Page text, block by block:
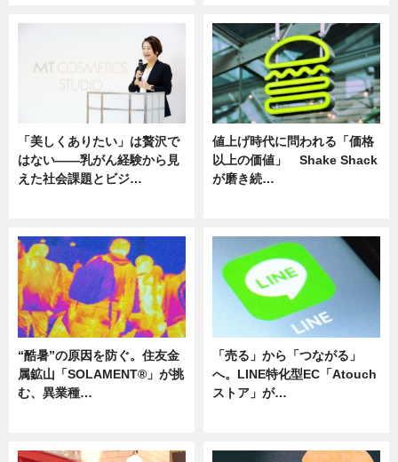
「美しくありたい」は贅沢で
はない――乳がん経験から見
えた社会課題とビジ…
値上げ時代に問われる「価格
以上の価値」 Shake Shack
が磨き続…
“酷暑”の原因を防ぐ。住友金
属鉱山「SOLAMENT®」が挑
む、異業種…
「売る」から「つながる」
へ。LINE特化型EC「Atouch
ストア」が…